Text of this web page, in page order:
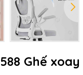
Ghế xoay